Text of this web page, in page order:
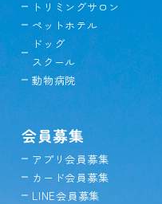
トリミングサロン
ペットホテル
ドッグ
スクール
動物病院
会員募集
アプリ会員募集
カード会員募集
LINE会員募集